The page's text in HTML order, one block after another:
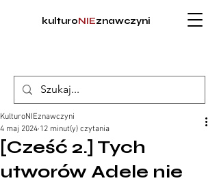
kulturoNIEznawczyni
[Cześć 2.] Tych
utworów Adele nie
KulturoNIEznawczyni
4 maj 2024 12 minut(y) czytania